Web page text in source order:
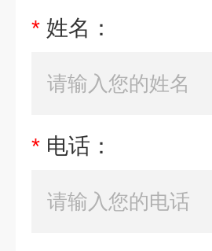
* 姓名：
* 电话：